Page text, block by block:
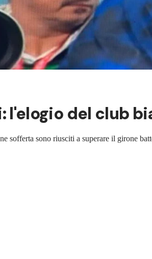
l'elogio del club
sofferta sono riusciti a superare il girone